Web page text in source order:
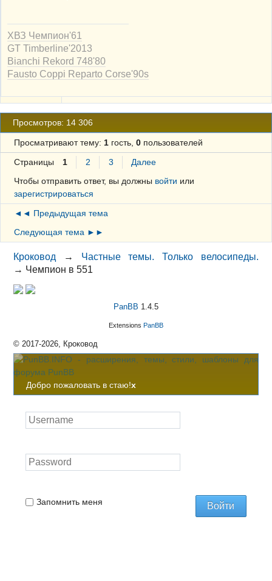
ХВЗ Чемпион'61
GT Timberline'2013
Bianchi Rekord 748'80
Fausto Coppi Reparto Corse'90s
Просмотров: 14 306
Просматривают тему: 1гость, 0пользователей
Страницы 1 2 3
Далее
Чтобы отправить ответ, вы должны войти или
зарегистрироваться
◄◄ Предыдущая тема
Следующая тема ►►
Кроковод → Частные темы. Только велосипеды.
→ Чемпион в 551
PanBB 1.4.5
Extensions PanBB
© 2017-2026, Кроковод
Добро пожаловать в стаю!x
Запомнить меня